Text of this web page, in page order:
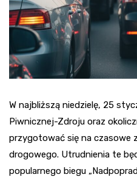
W najbliższą niedzielę, 25
Piwnicznej-Zdroju oraz
przygotować się na czasowe
drogowego. Utrudnienia te
popularnego biegu